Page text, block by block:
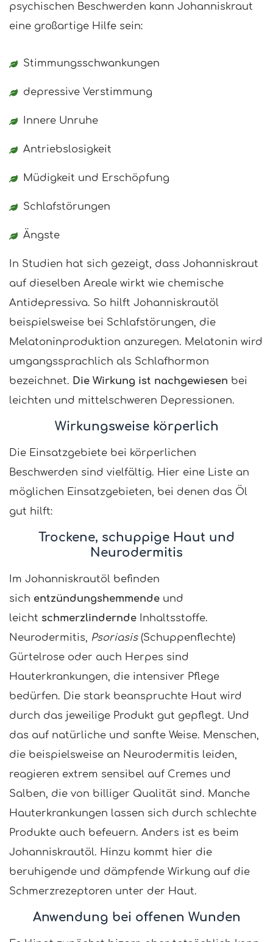
psychischen Beschwerden kann Johanniskraut
eine großartige Hilfe sein:
Stimmungsschwankungen
depressive Verstimmung
Innere Unruhe
Antriebslosigkeit
Müdigkeit und Erschöpfung
Schlafstörungen
Ängste
In Studien hat sich gezeigt, dass Johanniskraut
auf dieselben Areale wirkt wie chemische
Antidepressiva. So hilft Johanniskrautöl
beispielsweise bei Schlafstörungen, die
Melatoninproduktion anzuregen. Melatonin wird
umgangssprachlich als Schlafhormon
bezeichnet. Die Wirkung ist nachgewiesen bei
leichten und mittelschweren Depressionen.
Wirkungsweise körperlich
Die Einsatzgebiete bei körperlichen
Beschwerden sind vielfältig. Hier eine Liste an
möglichen Einsatzgebieten, bei denen das Öl
gut hilft:
Trockene, schuppige Haut und
Neurodermitis
Im Johanniskrautöl befinden
sich entzündungshemmende und
leicht schmerzlindernde Inhaltsstoffe.
Neurodermitis, Psoriasis (Schuppenflechte)
Gürtelrose oder auch Herpes sind
Hauterkrankungen, die intensiver Pflege
bedürfen. Die stark beanspruchte Haut wird
durch das jeweilige Produkt gut gepflegt. Und
das auf natürliche und sanfte Weise. Menschen,
die beispielsweise an Neurodermitis leiden,
reagieren extrem sensibel auf Cremes und
Salben, die von billiger Qualität sind. Manche
Hauterkrankungen lassen sich durch schlechte
Produkte auch befeuern. Anders ist es beim
Johanniskrautöl. Hinzu kommt hier die
beruhigende und dämpfende Wirkung auf die
Schmerzrezeptoren unter der Haut.
Anwendung bei offenen Wunden